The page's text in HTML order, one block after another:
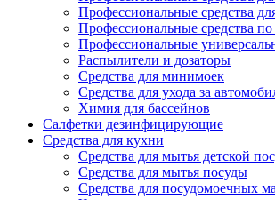
Профессиональные средства
Профессиональные средства
Профессиональные
Распылители и дозаторы
Средства для минимоек
Средства для ухода за
Химия для бассейнов
Салфетки дезинфицирующие
Средства для кухни
Средства для мытья детской
Средства для мытья посуды
Средства для посудомоечных